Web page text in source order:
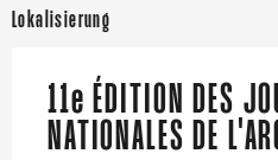
Lokalisierung
11e ÉDITION DES
NATIONALES DE